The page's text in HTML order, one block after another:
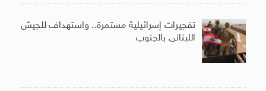
تفجيرات إسرائيلية مستمرة.. واستهداف للجيش
اللبنانى بالجنوب